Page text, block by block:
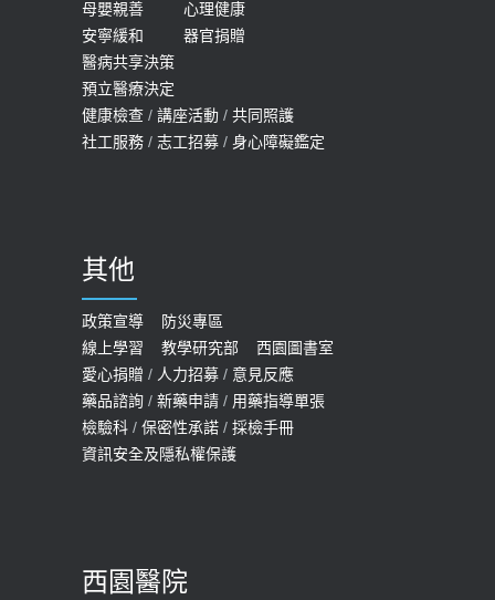
女性必看國健署公費懶人包！這幾項檢
查完全免費 沒做虧大了
2026-05-14
2019-10-08
20歲迪士尼男星因癲癇猝逝 老人小
孩最好發、醫師點出8大前兆
2019-07-09
預約
2022-01-07
114年【公費流感及新冠疫苗】門診
預約
2025-09-30
【快速肝癌篩檢MRI】新檢查服務
母嬰親善
心理健康
安寧緩和
器官捐贈
醫病共享決策
預立醫療決定
健康檢查 / 講座活動 / 共同照護
社工服務 / 志工招募 / 身心障礙鑑定
其他
政策宣導
防災專區
線上學習
教學研究部
西園圖書室
愛心捐贈 / 人力招募 / 意見反應
藥品諮詢 / 新藥申請 / 用藥指導單張
檢驗科 / 保密性承諾 / 採檢手冊
資訊安全及隱私權保護
西園醫院